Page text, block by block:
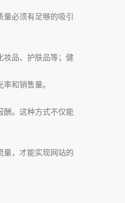
必须有足够的吸引
妆品、护肤品等；健
和销售量。
酬。这种方式不仅能
，才能实现网站的